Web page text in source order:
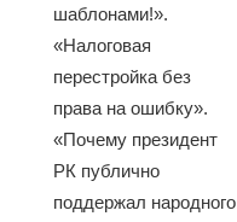
шаблонами!».
«Налоговая
перестройка без
права на ошибку».
«Почему президент
РК публично
поддержал народного